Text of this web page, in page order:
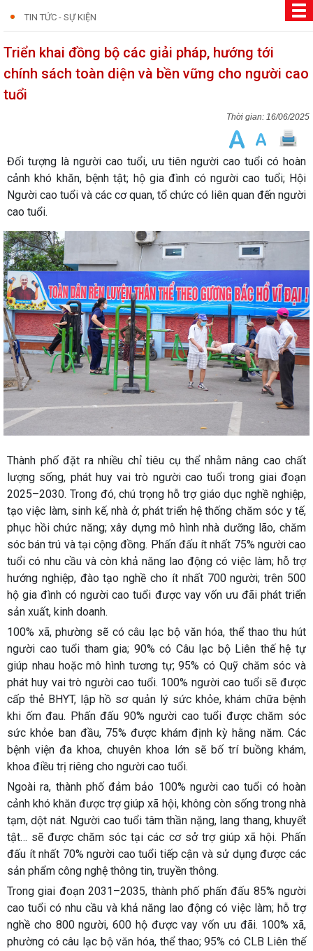
TIN TỨC - SỰ KIỆN
Triển khai đồng bộ các giải pháp, hướng tới
chính sách toàn diện và bền vững cho người cao
tuổi
16/06/2025
Đối tượng là người cao tuổi, ưu tiên người cao tuổi có hoàn
cảnh khó khăn, bệnh tật; hộ gia đình có người cao tuổi; Hội
Người cao tuổi và các cơ quan, tổ chức có liên quan đến người
cao tuổi.
Thành phố đặt ra nhiều chỉ tiêu cụ thể nhằm nâng cao chất
lượng sống, phát huy vai trò người cao tuổi trong giai đoạn
2025–2030. Trong đó, chú trọng hỗ trợ giáo dục nghề nghiệp,
tạo việc làm, sinh kế, nhà ở; phát triển hệ thống chăm sóc y tế,
phục hồi chức năng; xây dựng mô hình nhà dưỡng lão, chăm
sóc bán trú và tại cộng đồng. Phấn đấu ít nhất 75% người cao
tuổi có nhu cầu và còn khả năng lao động có việc làm; hỗ trợ
hướng nghiệp, đào tạo nghề cho ít nhất 700 người; trên 500
hộ gia đình có người cao tuổi được vay vốn ưu đãi phát triển
sản xuất, kinh doanh.
100% xã, phường sẽ có câu lạc bộ văn hóa, thể thao thu hút
người cao tuổi tham gia; 90% có Câu lạc bộ Liên thế hệ tự
giúp nhau hoặc mô hình tương tự; 95% có Quỹ chăm sóc và
phát huy vai trò người cao tuổi. 100% người cao tuổi sẽ được
cấp thẻ BHYT, lập hồ sơ quản lý sức khỏe, khám chữa bệnh
khi ốm đau. Phấn đấu 90% người cao tuổi được chăm sóc
sức khỏe ban đầu, 75% được khám định kỳ hằng năm. Các
bệnh viện đa khoa, chuyên khoa lớn sẽ bố trí buồng khám,
khoa điều trị riêng cho người cao tuổi.
Ngoài ra, thành phố đảm bảo 100% người cao tuổi có hoàn
cảnh khó khăn được trợ giúp xã hội, không còn sống trong nhà
tạm, dột nát. Người cao tuổi tâm thần nặng, lang thang, khuyết
tật… sẽ được chăm sóc tại các cơ sở trợ giúp xã hội. Phấn
đấu ít nhất 70% người cao tuổi tiếp cận và sử dụng được các
sản phẩm công nghệ thông tin, truyền thông.
Trong giai đoạn 2031–2035, thành phố phấn đấu 85% người
cao tuổi có nhu cầu và khả năng lao động có việc làm; hỗ trợ
nghề cho 800 người, 600 hộ được vay vốn ưu đãi. 100% xã,
phường có câu lạc bộ văn hóa, thể thao; 95% có CLB Liên thế